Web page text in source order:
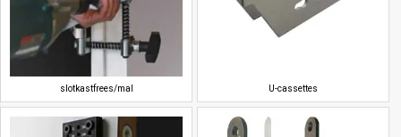
slotkastfrees/mal U-cassettes